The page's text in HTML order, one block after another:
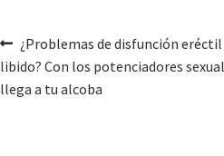
¿Problemas de disfunción
libido? Con los potenciadores
llega a tu alcoba